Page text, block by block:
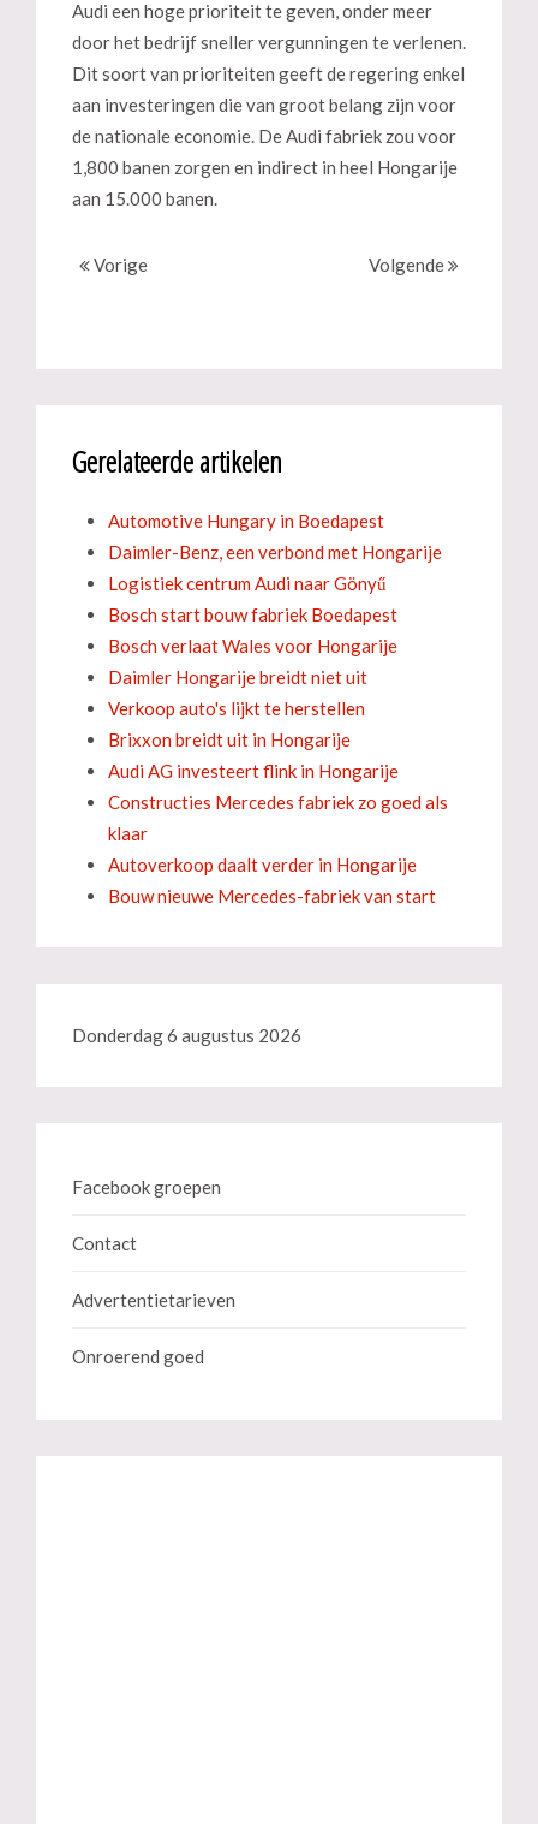
Audi een hoge prioriteit te geven, onder meer
door het bedrijf sneller vergunningen te verlenen.
Dit soort van prioriteiten geeft de regering enkel
aan investeringen die van groot belang zijn voor
de nationale economie. De Audi fabriek zou voor
1,800 banen zorgen en indirect in heel Hongarije
aan 15.000 banen.
Vorige Volgende
Gerelateerde artikelen
Automotive Hungary in Boedapest
Daimler-Benz, een verbond met Hongarije
Logistiek centrum Audi naar Gönyű
Bosch start bouw fabriek Boedapest
Bosch verlaat Wales voor Hongarije
Daimler Hongarije breidt niet uit
Verkoop auto's lijkt te herstellen
Brixxon breidt uit in Hongarije
Audi AG investeert flink in Hongarije
Constructies Mercedes fabriek zo goed als
klaar
Autoverkoop daalt verder in Hongarije
Bouw nieuwe Mercedes-fabriek van start
Donderdag 6 augustus 2026
Facebook groepen
Contact
Advertentietarieven
Onroerend goed